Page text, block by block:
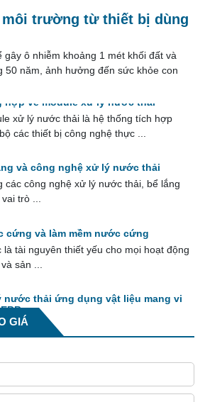
trường từ thiết bị dùng
gây ô nhiễm khoảng 1 mét khối đất và
50 năm, ảnh hưởng đến sức khỏe con
vệ môi trường đối với nước thải công
được tính theo tổng lượng ...
hợp về module xử lý nước thải
xử lý nước thải là hệ thống tích hợp
các thiết bị công nghệ thực ...
và công nghệ xử lý nước thải
các công nghệ xử lý nước thải, bể lắng
trò ...
cứng và làm mềm nước cứng
là tài nguyên thiết yếu cho mọi hoạt động
sản ...
nước thải ứng dụng vật liệu mang vi
một khối vật liệu sinh học tổng hợp xốp,
các vi khuẩn hiếu khí ...
pháp tính phí bảo vệ môi trường
vệ môi trường đối với nước thải công
GIÁ